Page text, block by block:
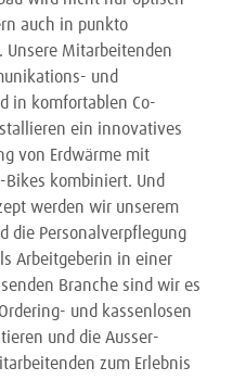
auch in punkto
Mitarbeitenden
und
in komfortablen Co-
ein innovatives
von Erdwärme mit
Bikes kombiniert. Und
werden wir unserem
die Personalverpflegung
Arbeitgeberin in einer
Branche sind wir es
und kassenlosen
und die Ausser-
zum Erlebnis